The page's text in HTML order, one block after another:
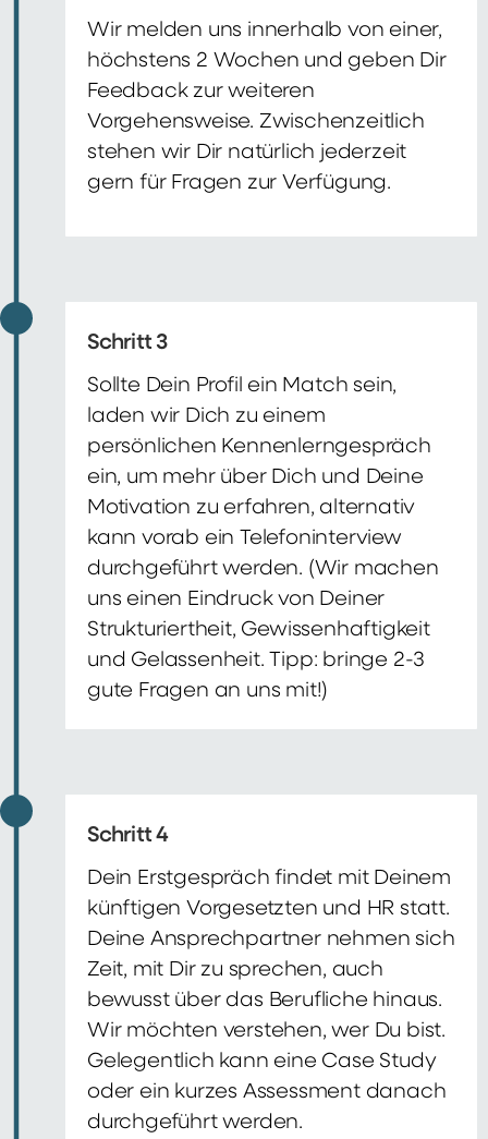
Wir melden uns innerhalb von einer,
höchstens 2 Wochen und geben Dir
Feedback zur weiteren
Vorgehensweise. Zwischenzeitlich
stehen wir Dir natürlich jederzeit
gern für Fragen zur Verfügung.
Schritt 3
Sollte Dein Profil ein Match sein,
laden wir Dich zu einem
persönlichen Kennenlerngespräch
ein, um mehr über Dich und Deine
Motivation zu erfahren, alternativ
kann vorab ein Telefoninterview
durchgeführt werden. (Wir machen
uns einen Eindruck von Deiner
Strukturiertheit, Gewissenhaftigkeit
und Gelassenheit. Tipp: bringe 2-3
gute Fragen an uns mit!)
Schritt 4
Dein Erstgespräch findet mit Deinem
künftigen Vorgesetzten und HR statt.
Deine Ansprechpartner nehmen sich
Zeit, mit Dir zu sprechen, auch
bewusst über das Berufliche hinaus.
Wir möchten verstehen, wer Du bist.
Gelegentlich kann eine Case Study
oder ein kurzes Assessment danach
durchgeführt werden.